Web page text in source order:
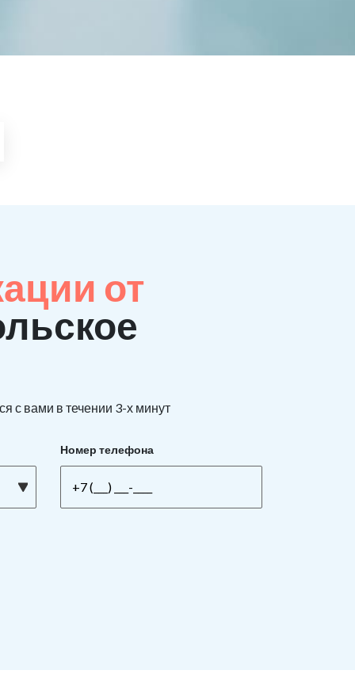
от
с вами в течении 3-х минут
Номер телефона